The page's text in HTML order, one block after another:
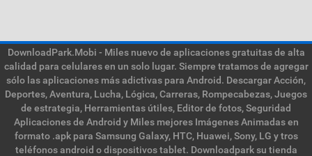
DownloadPark.Mobi - Miles nuevo de aplicaciones gratuitas de alta
calidad para celulares en un solo lugar. Siempre tratamos de agregar
sólo las aplicaciones más adictivas para Android. Descargar Acción,
Deportes, Aventura, Lucha, Lógica, Carreras, Rompecabezas, Juegos
de estrategia, Herramientas útiles, Editor de fotos, Seguridad
Aplicaciones de Android y Miles mejores Imágenes Animadas en
formato .apk para Samsung Galaxy, HTC, Huawei, Sony, LG y tros
teléfonos android o dispositivos tablet. Downloadpark su tienda